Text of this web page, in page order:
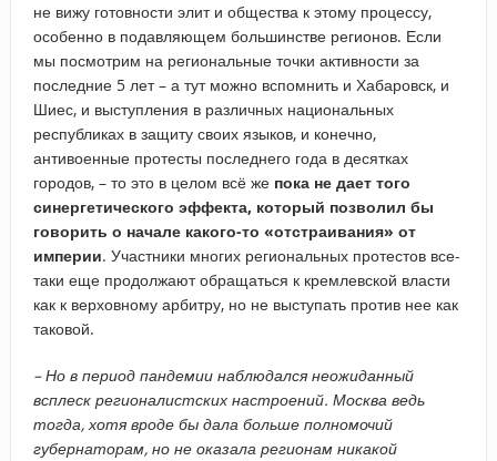
не вижу готовности элит и общества к этому процессу,
особенно в подавляющем большинстве регионов. Если
мы посмотрим на региональные точки активности за
последние 5 лет – а тут можно вспомнить и Хабаровск, и
Шиес, и выступления в различных национальных
республиках в защиту своих языков, и конечно,
антивоенные протесты последнего года в десятках
городов, – то это в целом всё же пока не дает того
синергетического эффекта, который позволил бы
говорить о начале какого-то «отстраивания» от
империи. Участники многих региональных протестов все-
таки еще продолжают обращаться к кремлевской власти
как к верховному арбитру, но не выступать против нее как
таковой.
–​ Но в период пандемии наблюдался неожиданный
всплеск регионалистских настроений. Москва ведь
тогда, хотя вроде бы дала больше полномочий
губернаторам, но не оказала регионам никакой